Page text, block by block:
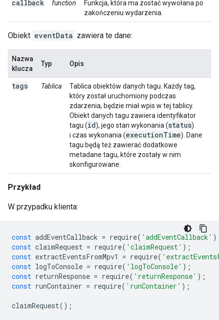
callback function
Funkcja, która ma zostać wywołana po
zakończeniu wydarzenia.
Obiekt eventData zawiera te dane:
Nazwa
klucza
Typ Opis
tags Tablica
Tablica obiektów danych tagu. Każdy tag,
który został uruchomiony podczas
zdarzenia, będzie miał wpis w tej tablicy.
Obiekt danych tagu zawiera identyfikator
tagu (id), jego stan wykonania (status)
i czas wykonania (executionTime). Dane
tagu będą też zawierać dodatkowe
metadane tagu, które zostały w nim
skonfigurowane.
Przykład
W przypadku klienta:
const addEventCallback = require( 'addEventCallback'
const claimRequest = require( 'claimRequest' );
const extractEventsFromMpv1 = require(
const logToConsole = require( 'logToConsole' );
const returnResponse = require( 'returnResponse' );
const runContainer = require( 'runContainer' );
claimRequest();